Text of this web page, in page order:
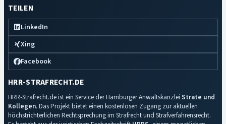
TEILEN
LinkedIn
Xing
Facebook
HRR-STRAFRECHT.DE
HRR-Strafrecht.de ist ein Service der Hamburger Anwaltskanzlei Strate und
Kollegen. Das Projekt bietet einen kostenlosen Zugang zur aktuellen
höchstrichterlichen Rechtsprechung im Strafrecht und Strafverfahrensrecht.